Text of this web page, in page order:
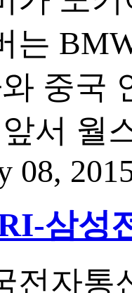
는
중국
서 월
08,
삼성
전자통